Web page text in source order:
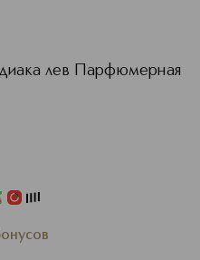
лев Парфюмерная